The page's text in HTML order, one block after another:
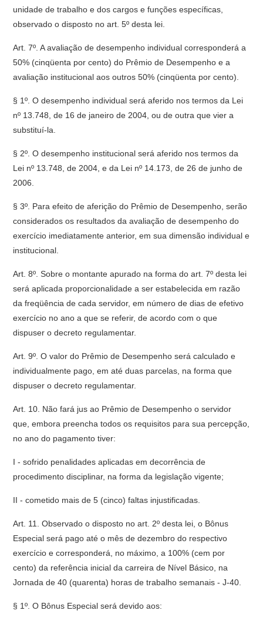
unidade de trabalho e dos cargos e funções específicas,
observado o disposto no art. 5º desta lei.
Art. 7º. A avaliação de desempenho individual corresponderá a
50% (cinqüenta por cento) do Prêmio de Desempenho e a
avaliação institucional aos outros 50% (cinqüenta por cento).
§ 1º. O desempenho individual será aferido nos termos da Lei
nº 13.748, de 16 de janeiro de 2004, ou de outra que vier a
substituí-la.
§ 2º. O desempenho institucional será aferido nos termos da
Lei nº 13.748, de 2004, e da Lei nº 14.173, de 26 de junho de
2006.
§ 3º. Para efeito de aferição do Prêmio de Desempenho, serão
considerados os resultados da avaliação de desempenho do
exercício imediatamente anterior, em sua dimensão individual e
institucional.
Art. 8º. Sobre o montante apurado na forma do art. 7º desta lei
será aplicada proporcionalidade a ser estabelecida em razão
da freqüência de cada servidor, em número de dias de efetivo
exercício no ano a que se referir, de acordo com o que
dispuser o decreto regulamentar.
Art. 9º. O valor do Prêmio de Desempenho será calculado e
individualmente pago, em até duas parcelas, na forma que
dispuser o decreto regulamentar.
Art. 10. Não fará jus ao Prêmio de Desempenho o servidor
que, embora preencha todos os requisitos para sua percepção,
no ano do pagamento tiver:
I - sofrido penalidades aplicadas em decorrência de
procedimento disciplinar, na forma da legislação vigente;
II - cometido mais de 5 (cinco) faltas injustificadas.
Art. 11. Observado o disposto no art. 2º desta lei, o Bônus
Especial será pago até o mês de dezembro do respectivo
exercício e corresponderá, no máximo, a 100% (cem por
cento) da referência inicial da carreira de Nível Básico, na
Jornada de 40 (quarenta) horas de trabalho semanais - J-40.
§ 1º. O Bônus Especial será devido aos: